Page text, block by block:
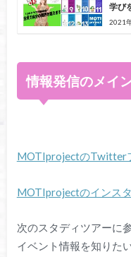
学び
2021
情報発信のメイ
MOTIprojectのTwitter
MOTIprojectのインス
次のスタディツアーに
イベント情報を知りた